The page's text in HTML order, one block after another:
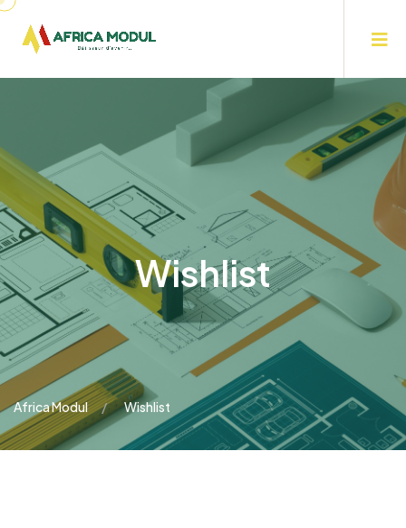
Wishlist
Africa Modul Wishlist